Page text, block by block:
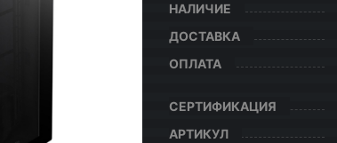
НАЛИЧИЕ
ДОСТАВКА
ОПЛАТА
СЕРТИФИКАЦИЯ
АРТИКУЛ